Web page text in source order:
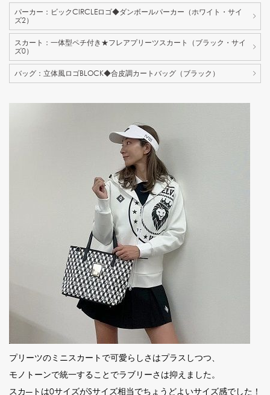
パーカー：ビックCIRCLEロゴ◆ダンボールパーカー（ホワイト・サイ
ズ2）
スカート：一体型ペチ付き★フレアプリーツスカート（ブラック・サイ
ズ0）
バッグ：立体風ロゴBLOCK◆合皮調カートバッグ（ブラック）
プリーツのミニスカートで可愛らしさはプラスしつつ、
モノトーンで統一することでラブリーさは抑えました。
スカ―トは0サイズがSサイズ相当でちょうどよいサイズ感でした！